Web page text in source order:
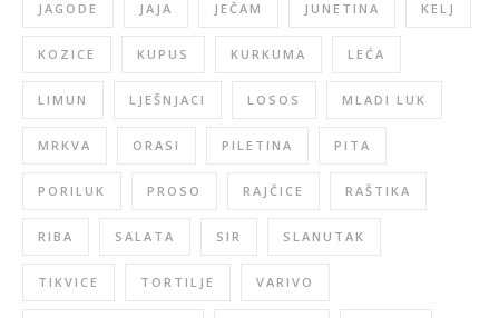
JAGODE JAJA JEČAM JUNETINA KELJ
KOZICE KUPUS KURKUMA LEĆA
LIMUN LJEŠNJACI LOSOS MLADI LUK
MRKVA ORASI PILETINA PITA
PORILUK PROSO RAJČICE RAŠTIKA
RIBA SALATA SIR SLANUTAK
TIKVICE TORTILJE VARIVO